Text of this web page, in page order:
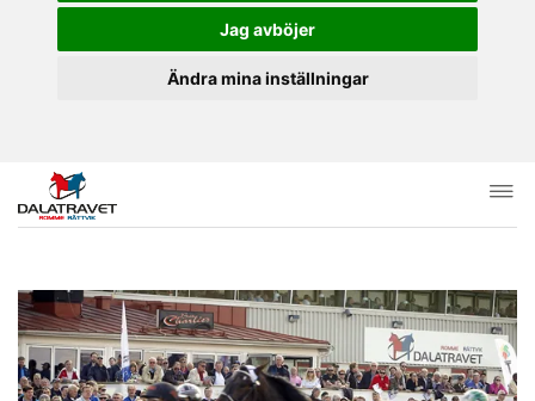
Jag avböjer
Ändra mina inställningar